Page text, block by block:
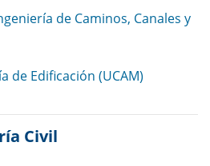
de Caminos, Canales y
de Edificación (UCAM)
Civil